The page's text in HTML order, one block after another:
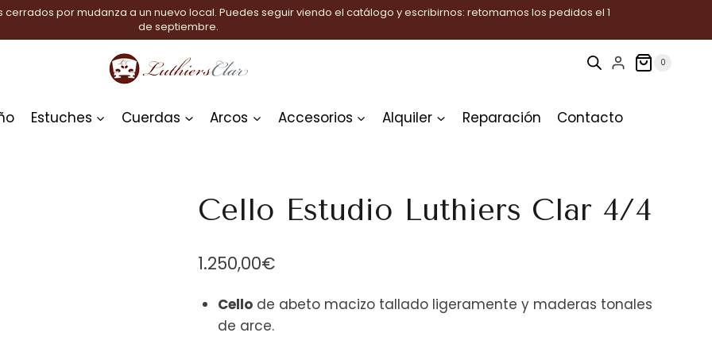
por mudanza a un nuevo local. Puedes seguir viendo el catálogo y escribirnos: retomamos los pedidos el 1
de septiembre.
0
Estuches Cuerdas Arcos Accesorios Alquiler Reparación Contacto
Cello Estudio Luthiers Clar 4/4
1.250,00€
Cello de abeto macizo tallado ligeramente y maderas tonales
de arce.